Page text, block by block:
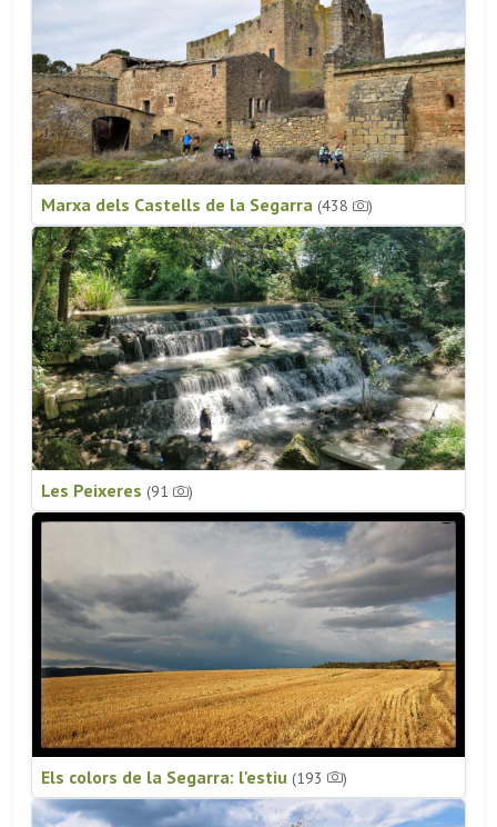
Marxa dels Castells de la Segarra (438 )
Les Peixeres (91 )
Els colors de la Segarra: l'estiu (193 )